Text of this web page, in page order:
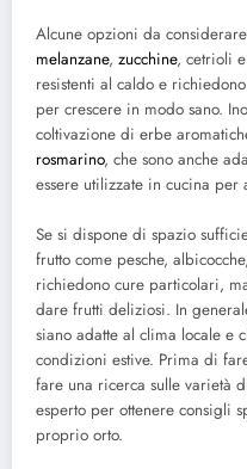
Alcune opzioni da
melanzane, zucchine, cetrioli e
resistenti al caldo e
per crescere in modo sano.
coltivazione di erbe
rosmarino, che sono anche
essere utilizzate in cucina
Se si dispone di spazio
frutto come pesche,
richiedono cure particolari,
dare frutti deliziosi. In
siano adatte al clima locale e
condizioni estive. Prima di
fare una ricerca sulle varietà
esperto per ottenere consigli
proprio orto.